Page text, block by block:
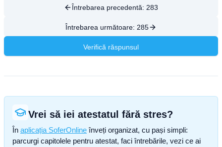
Întrebarea precedentă: 283
Întrebarea următoare: 285
Verifică răspunsul
Vrei să iei atestatul fără stres?
În aplicația SoferOnline înveți organizat, cu pași simpli:
parcurgi capitolele pentru atestat, faci întrebările, vezi ce ai